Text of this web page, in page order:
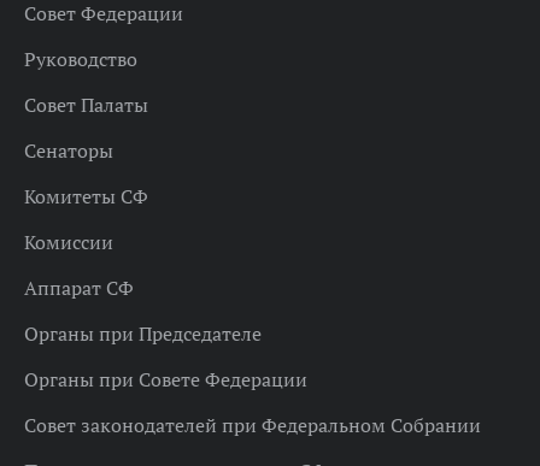
Совет Федерации
Руководство
Совет Палаты
Сенаторы
Комитеты СФ
Комиссии
Аппарат СФ
Органы при Председателе
Органы при Совете Федерации
Совет законодателей при Федеральном Собрании